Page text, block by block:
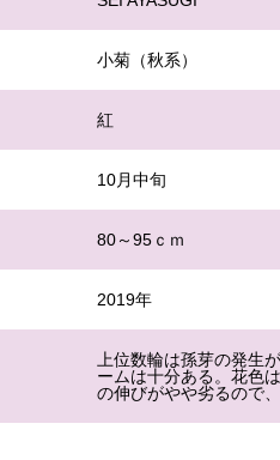
小菊（秋系）
紅
10月中旬
80～95ｃｍ
2019年
上位数輪は孫芽の発生
ームは十分ある。花色
の伸びがやや劣るので